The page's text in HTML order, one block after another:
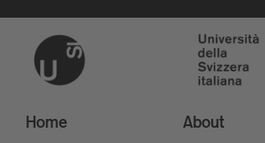
Home About